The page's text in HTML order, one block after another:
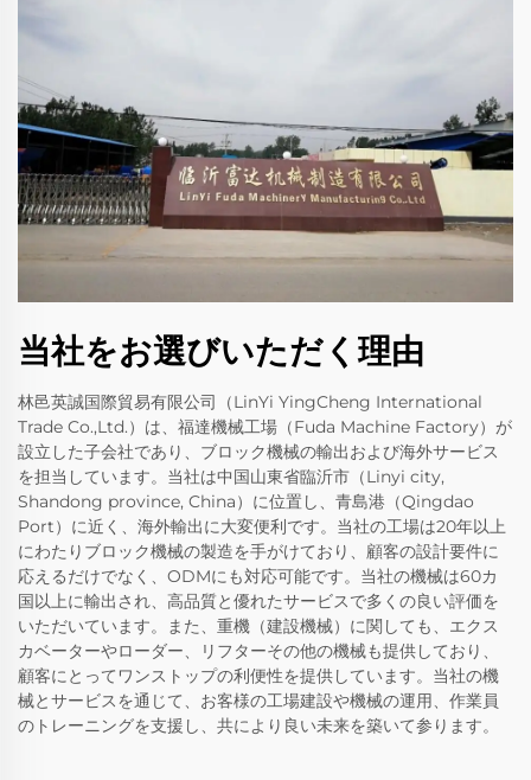
当社をお選びいただく理由
林邑英誠国際貿易有限公司（LinYi YingCheng International
Trade Co.,Ltd.）は、福達機械工場（Fuda Machine Factory）が
設立した子会社であり、ブロック機械の輸出および海外サービス
を担当しています。当社は中国山東省臨沂市（Linyi city,
Shandong province, China）に位置し、青島港（Qingdao
Port）に近く、海外輸出に大変便利です。当社の工場は20年以上
にわたりブロック機械の製造を手がけており、顧客の設計要件に
応えるだけでなく、ODMにも対応可能です。当社の機械は60カ
国以上に輸出され、高品質と優れたサービスで多くの良い評価を
いただいています。また、重機（建設機械）に関しても、エクス
カベーターやローダー、リフターその他の機械も提供しており、
顧客にとってワンストップの利便性を提供しています。当社の機
械とサービスを通じて、お客様の工場建設や機械の運用、作業員
のトレーニングを支援し、共により良い未来を築いて参ります。